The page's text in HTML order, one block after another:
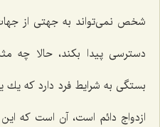
شخص نمی‌تواند به جهتی از
دسترسی پیدا بكند، حالا چه
بستگی به شرایط فرد دارد كه یك
ازدواج دائم است، آن است كه